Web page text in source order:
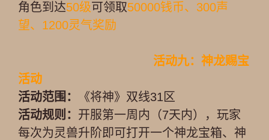
角色到达50级可领取50000钱币、300声
望、1200灵气奖励
活动九：神龙赐宝
活动
活动范围：
《将神》双线31区
活动规则： 开服第一周内（7天内），玩家
每次为灵兽升阶即可打开一个神龙宝箱、神